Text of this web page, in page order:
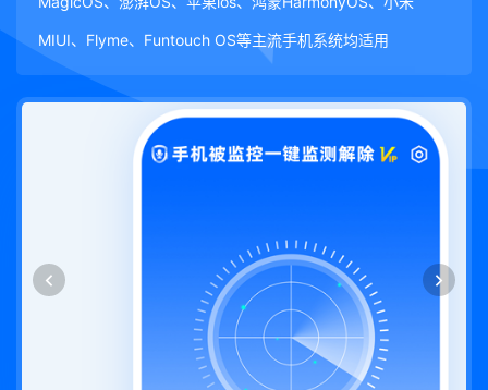
MIUI、Flyme、Funtouch OS等主流手机系统均适用